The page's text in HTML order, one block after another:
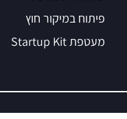
פיתוח במיקור חוץ
מעטפת Startup Kit